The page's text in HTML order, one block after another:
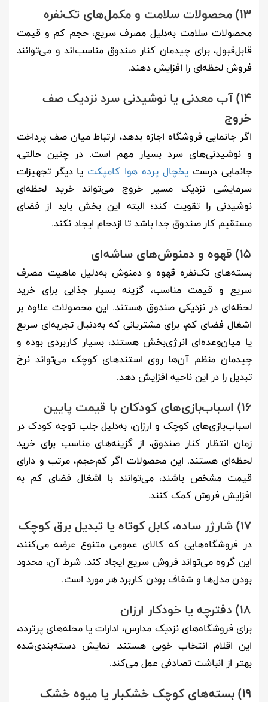
13) محصولات سلامت و مکمل‌های تک‌نفره
محصولات سلامت به‌دلیل مصرف سریع، حجم کم و قیمت
قابل‌قبول، برای چیدمان کنار صندوق مناسب‌اند و می‌توانند
فروش لحظه‌ای را افزایش دهند.
14) آب معدنی یا نوشیدنی سرد نزدیک صف
خروج
اگر جانمایی فروشگاه اجازه بدهد، ارتباط میان صف پرداخت
و نوشیدنی‌های سرد بسیار مهم است. در چنین حالتی،
جانمایی درستیخچال پرده هوا کامپکت یا دیگر تجهیزات
سرمایشی نزدیک مسیر خروج می‌تواند خرید لحظه‌ای
نوشیدنی را تقویت کند؛ البته این بخش باید از فضای
مستقیم کار صندوق جدا باشد تا ازدحام ایجاد نکند.
15) قهوه و دمنوش‌های ساشه‌ای
بسته‌های تک‌نفره قهوه و دمنوش به‌دلیل ماهیت مصرف
سریع و قیمت مناسب، گزینه بسیار جذابی برای خرید
لحظه‌ای در نزدیکی صندوق هستند. این محصولات علاوه بر
اشغال فضای کم، برای مشتریانی که به‌دنبال تجربه‌ای سریع
یا میان‌وعده‌ای انرژی‌بخش هستند، بسیار کاربردی بوده و
چیدمان منظم آن‌ها روی استندهای کوچک می‌تواند نرخ
تبدیل را در این ناحیه افزایش دهد.
16) اسباب‌بازی‌های کودکان با قیمت پایین
اسباب‌بازی‌های کوچک و ارزان، به‌دلیل جلب توجه کودک در
زمان انتظار کنار صندوق، از گزینه‌های مناسب برای خرید
لحظه‌ای هستند. این محصولات اگر کم‌حجم، مرتب و دارای
قیمت مشخص باشند، می‌توانند با اشغال فضای کم به
افزایش فروش کمک کنند.
17) شارژر ساده، کابل کوتاه یا تبدیل برق کوچک
در فروشگاه‌هایی که کالای عمومی متنوع عرضه می‌کنند،
این گروه می‌تواند فروش سریع ایجاد کند. شرط آن، محدود
بودن مدل‌ها و شفاف بودن کاربرد هر مورد است.
18) دفترچه یا خودکار ارزان
برای فروشگاه‌های نزدیک مدارس، ادارات یا محله‌های پرتردد،
این اقلام انتخاب خوبی هستند. نمایش دسته‌بندی‌شده
بهتر از انباشت تصادفی عمل می‌کند.
19) بسته‌های کوچک خشکبار یا میوه خشک